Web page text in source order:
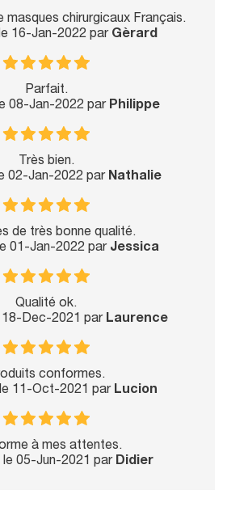
masques chirurgicaux Français.
16-Jan-2022 par Gèrard
Parfait.
08-Jan-2022 par Philippe
Très bien.
02-Jan-2022 par Nathalie
de très bonne qualité.
01-Jan-2022 par Jessica
Qualité ok.
18-Dec-2021 par Laurence
conformes.
11-Oct-2021 par Lucion
à mes attentes.
05-Jun-2021 par Didier